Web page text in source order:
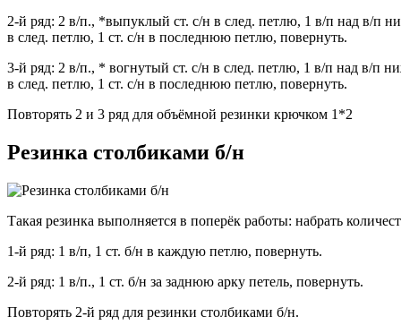
2-й ряд: 2 в/п., *выпуклый ст. с/н в след. петлю, 1 в/п над в/п
в след. петлю, 1 ст. с/н в последнюю петлю, повернуть.
3-й ряд: 2 в/п., * вогнутый ст. с/н в след. петлю, 1 в/п над в/п
в след. петлю, 1 ст. с/н в последнюю петлю, повернуть.
Повторять 2 и 3 ряд для объёмной резинки крючком 1*2
Резинка столбиками б/н
Такая резинка выполняется в поперёк работы: набрать
1-й ряд: 1 в/п, 1 ст. б/н в каждую петлю, повернуть.
2-й ряд: 1 в/п., 1 ст. б/н за заднюю арку петель, повернуть.
Повторять 2-й ряд для резинки столбиками б/н.